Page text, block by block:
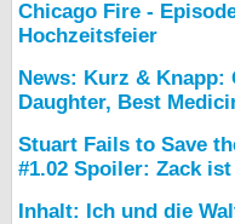
Chicago Fire -
Hochzeitsfeier
News: Kurz & Knapp:
Daughter, Best
Stuart Fails to Save
#1.02 Spoiler: Zack
Inhalt: Ich und die